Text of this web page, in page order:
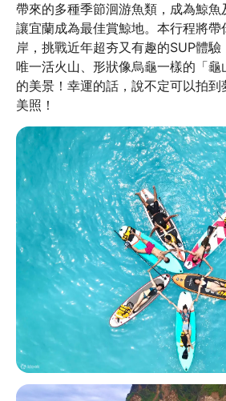
帶來的多種季節洄游魚類，成為鯨魚
讓宜蘭成為最佳賞鯨地。本行程將
岸，挑戰近年超夯又有趣的SUP體
唯一活火山、形狀像烏龜一樣的「
的美景！幸運的話，說不定可以拍
美照！